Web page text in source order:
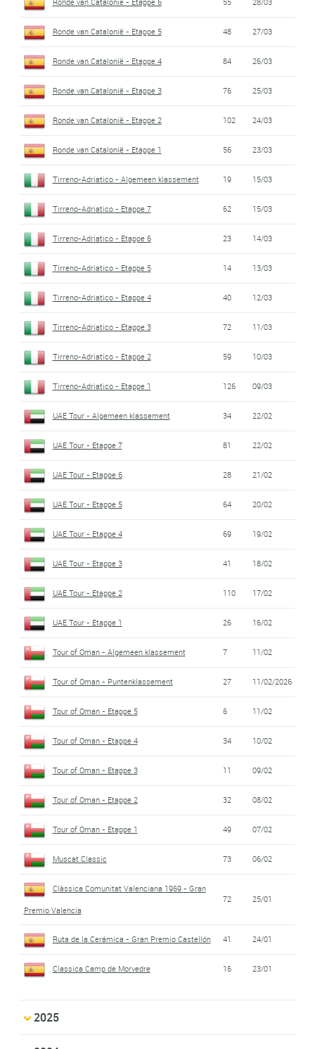
Ronde van Catalonië - Etappe 5 48 27/03
Ronde van Catalonië - Etappe 4 84 26/03
Ronde van Catalonië - Etappe 3 76 25/03
Ronde van Catalonië - Etappe 2 102 24/03
Ronde van Catalonië - Etappe 1 56 23/03
Tirreno-Adriatico - Algemeen klassement 19 15/03
Tirreno-Adriatico - Etappe 7 62 15/03
Tirreno-Adriatico - Etappe 6 23 14/03
Tirreno-Adriatico - Etappe 5 14 13/03
Tirreno-Adriatico - Etappe 4 40 12/03
Tirreno-Adriatico - Etappe 3 72 11/03
Tirreno-Adriatico - Etappe 2 59 10/03
Tirreno-Adriatico - Etappe 1 126 09/03
UAE Tour - Algemeen klassement 34 22/02
UAE Tour - Etappe 7 81 22/02
UAE Tour - Etappe 6 28 21/02
UAE Tour - Etappe 5 64 20/02
UAE Tour - Etappe 4 69 19/02
UAE Tour - Etappe 3 41 18/02
UAE Tour - Etappe 2 110 17/02
UAE Tour - Etappe 1 26 16/02
Tour of Oman - Algemeen klassement 7 11/02
Tour of Oman - Puntenklassement 27 11/02/2026
Tour of Oman - Etappe 5 6 11/02
Tour of Oman - Etappe 4 34 10/02
Tour of Oman - Etappe 3 11 09/02
Tour of Oman - Etappe 2 32 08/02
Tour of Oman - Etappe 1 49 07/02
Muscat Classic 73 06/02
Clàssica Comunitat Valenciana 1969 - Gran
Premio Valencia
72 25/01
Ruta de la Cerámica - Gran Premio Castellón 41 24/01
Classica Camp de Morvedre 16 23/01
2025